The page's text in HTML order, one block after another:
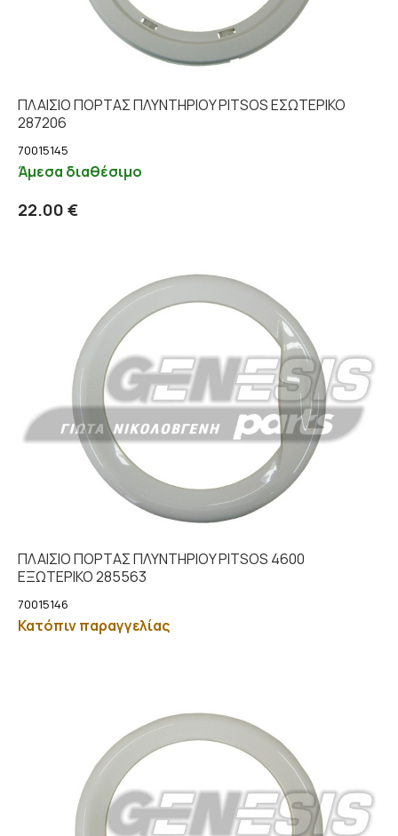
ΠΛΑΙΣΙΟ ΠΟΡΤΑΣ ΠΛΥΝΤΗΡΙΟY PITSOS ΕΣΩΤΕΡΙΚΟ
287206
70015145
Άμεσα διαθέσιμο
22.00 €
ΠΛΑΙΣΙΟ ΠΟΡΤΑΣ ΠΛΥΝΤΗΡΙOY PITSOS 4600
ΕΞΩΤΕΡΙΚΟ 285563
70015146
Κατόπιν παραγγελίας